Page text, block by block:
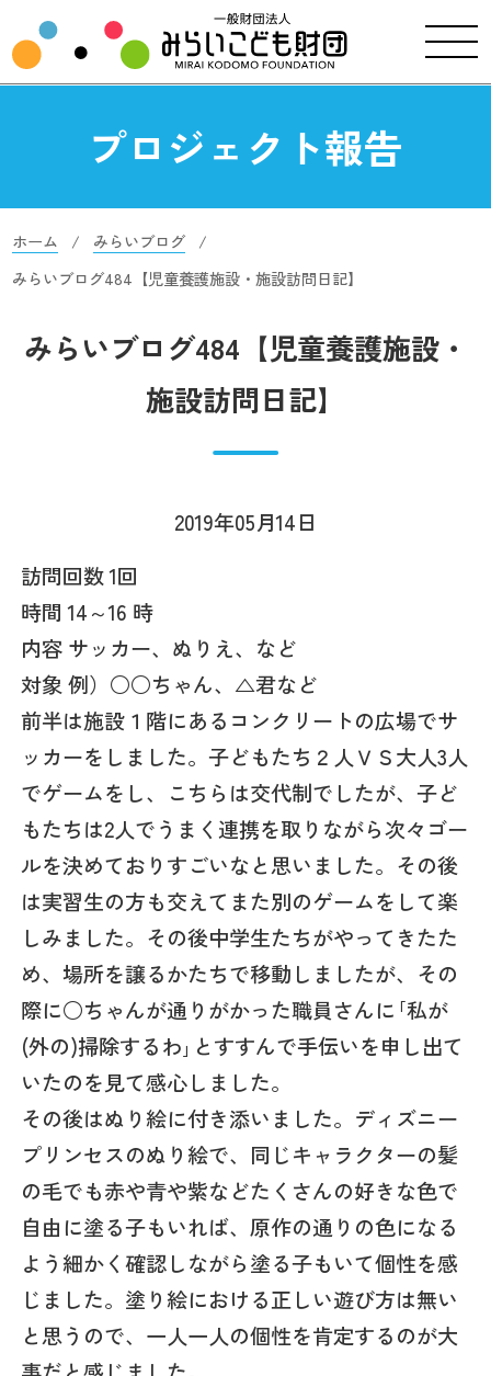
プロジェクト報告
ホーム
みらいブログ
みらいブログ484【児童養護施設・施設訪問日記】
みらいブログ484【児童養護施設・
施設訪問日記】
2019年05月14日
訪問回数 1回
時間 14～16 時
内容 サッカー、ぬりえ、など
対象 例）○○ちゃん、△君など
前半は施設１階にあるコンクリートの広場でサ
ッカーをしました。子どもたち２人ＶＳ大人3人
でゲームをし、こちらは交代制でしたが、子ど
もたちは2人でうまく連携を取りながら次々ゴー
ルを決めておりすごいなと思いました。その後
は実習生の方も交えてまた別のゲームをして楽
しみました。その後中学生たちがやってきたた
め、場所を譲るかたちで移動しましたが、その
際に○ちゃんが通りがかった職員さんに｢私が
(外の)掃除するわ｣とすすんで手伝いを申し出て
いたのを見て感心しました。
その後はぬり絵に付き添いました。ディズニー
プリンセスのぬり絵で、同じキャラクターの髪
の毛でも赤や青や紫などたくさんの好きな色で
自由に塗る子もいれば、原作の通りの色になる
よう細かく確認しながら塗る子もいて個性を感
じました。塗り絵における正しい遊び方は無い
と思うので、一人一人の個性を肯定するのが大